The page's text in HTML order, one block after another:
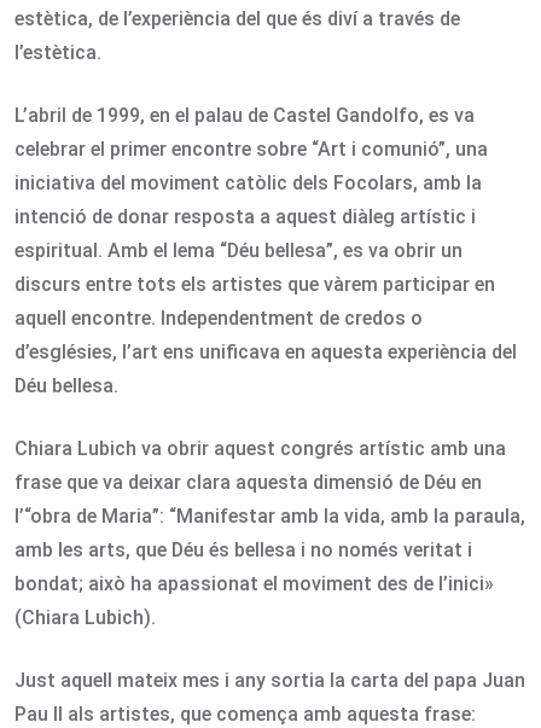
estètica, de l’experiència del que és diví a través de
l’estètica.
L’abril de 1999, en el palau de Castel Gandolfo, es va
celebrar el primer encontre sobre “Art i comunió”, una
iniciativa del moviment catòlic dels Focolars, amb la
intenció de donar resposta a aquest diàleg artístic i
espiritual. Amb el lema “Déu bellesa”, es va obrir un
discurs entre tots els artistes que vàrem participar en
aquell encontre. Independentment de credos o
d’esglésies, l’art ens unificava en aquesta experiència del
Déu bellesa.
Chiara Lubich va obrir aquest congrés artístic amb una
frase que va deixar clara aquesta dimensió de Déu en
l’“obra de Maria”: “Manifestar amb la vida, amb la paraula,
amb les arts, que Déu és bellesa i no només veritat i
bondat; això ha apassionat el moviment des de l’inici»
(Chiara Lubich).
Just aquell mateix mes i any sortia la carta del papa Juan
Pau II als artistes, que comença amb aquesta frase: